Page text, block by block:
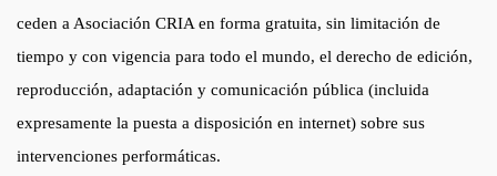
ceden a Asociación CRIA en forma gratuita, sin limitación de
tiempo y con vigencia para todo el mundo, el derecho de edición,
reproducción, adaptación y comunicación pública (incluida
expresamente la puesta a disposición en internet) sobre sus
intervenciones performáticas.